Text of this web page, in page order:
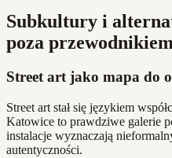
Subkultury i
poza przewodnikiem
Street art jako mapa do
Street art stał się językiem
Katowice to prawdziwe galerie
instalacje wyznaczają
autentyczności.